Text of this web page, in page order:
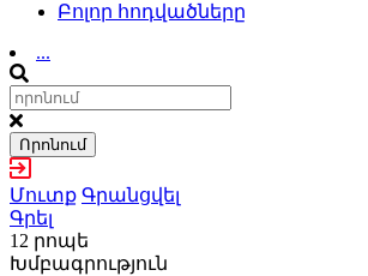
Բոլոր հոդվածները
...
Որոնում
Մուտք Գրանցվել
Գրել
12 րոպե
Խմբագրություն